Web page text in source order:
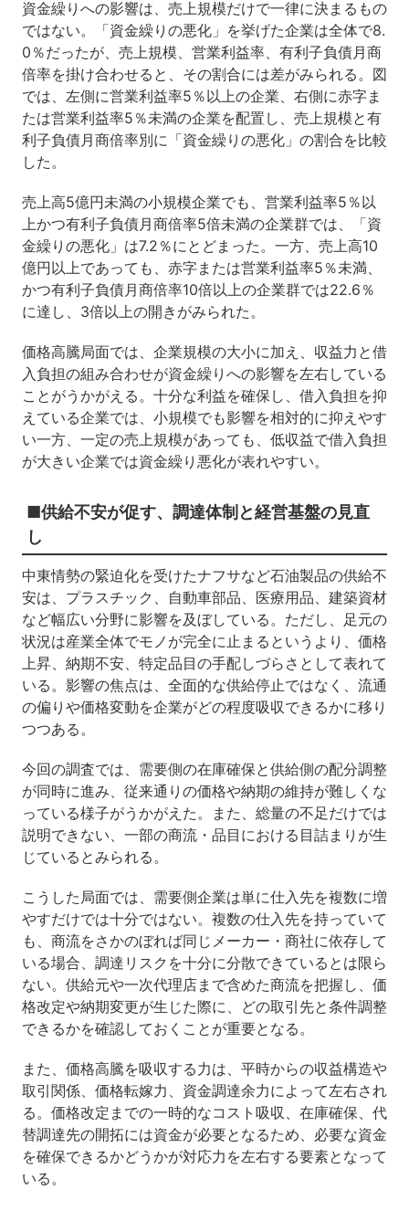
資金繰りへの影響は、売上規模だけで一律に決まるもの
ではない。「資金繰りの悪化」を挙げた企業は全体で8.
0％だったが、売上規模、営業利益率、有利子負債月商
倍率を掛け合わせると、その割合には差がみられる。図
では、左側に営業利益率5％以上の企業、右側に赤字ま
たは営業利益率5％未満の企業を配置し、売上規模と有
利子負債月商倍率別に「資金繰りの悪化」の割合を比較
した。
売上高5億円未満の小規模企業でも、営業利益率5％以
上かつ有利子負債月商倍率5倍未満の企業群では、「資
金繰りの悪化」は7.2％にとどまった。一方、売上高10
億円以上であっても、赤字または営業利益率5％未満、
かつ有利子負債月商倍率10倍以上の企業群では22.6％
に達し、3倍以上の開きがみられた。
価格高騰局面では、企業規模の大小に加え、収益力と借
入負担の組み合わせが資金繰りへの影響を左右している
ことがうかがえる。十分な利益を確保し、借入負担を抑
えている企業では、小規模でも影響を相対的に抑えやす
い一方、一定の売上規模があっても、低収益で借入負担
が大きい企業では資金繰り悪化が表れやすい。
■供給不安が促す、調達体制と経営基盤の見直
し
中東情勢の緊迫化を受けたナフサなど石油製品の供給不
安は、プラスチック、自動車部品、医療用品、建築資材
など幅広い分野に影響を及ぼしている。ただし、足元の
状況は産業全体でモノが完全に止まるというより、価格
上昇、納期不安、特定品目の手配しづらさとして表れて
いる。影響の焦点は、全面的な供給停止ではなく、流通
の偏りや価格変動を企業がどの程度吸収できるかに移り
つつある。
今回の調査では、需要側の在庫確保と供給側の配分調整
が同時に進み、従来通りの価格や納期の維持が難しくな
っている様子がうかがえた。また、総量の不足だけでは
説明できない、一部の商流・品目における目詰まりが生
じているとみられる。
こうした局面では、需要側企業は単に仕入先を複数に増
やすだけでは十分ではない。複数の仕入先を持っていて
も、商流をさかのぼれば同じメーカー・商社に依存して
いる場合、調達リスクを十分に分散できているとは限ら
ない。供給元や一次代理店まで含めた商流を把握し、価
格改定や納期変更が生じた際に、どの取引先と条件調整
できるかを確認しておくことが重要となる。
また、価格高騰を吸収する力は、平時からの収益構造や
取引関係、価格転嫁力、資金調達余力によって左右され
る。価格改定までの一時的なコスト吸収、在庫確保、代
替調達先の開拓には資金が必要となるため、必要な資金
を確保できるかどうかが対応力を左右する要素となって
いる。